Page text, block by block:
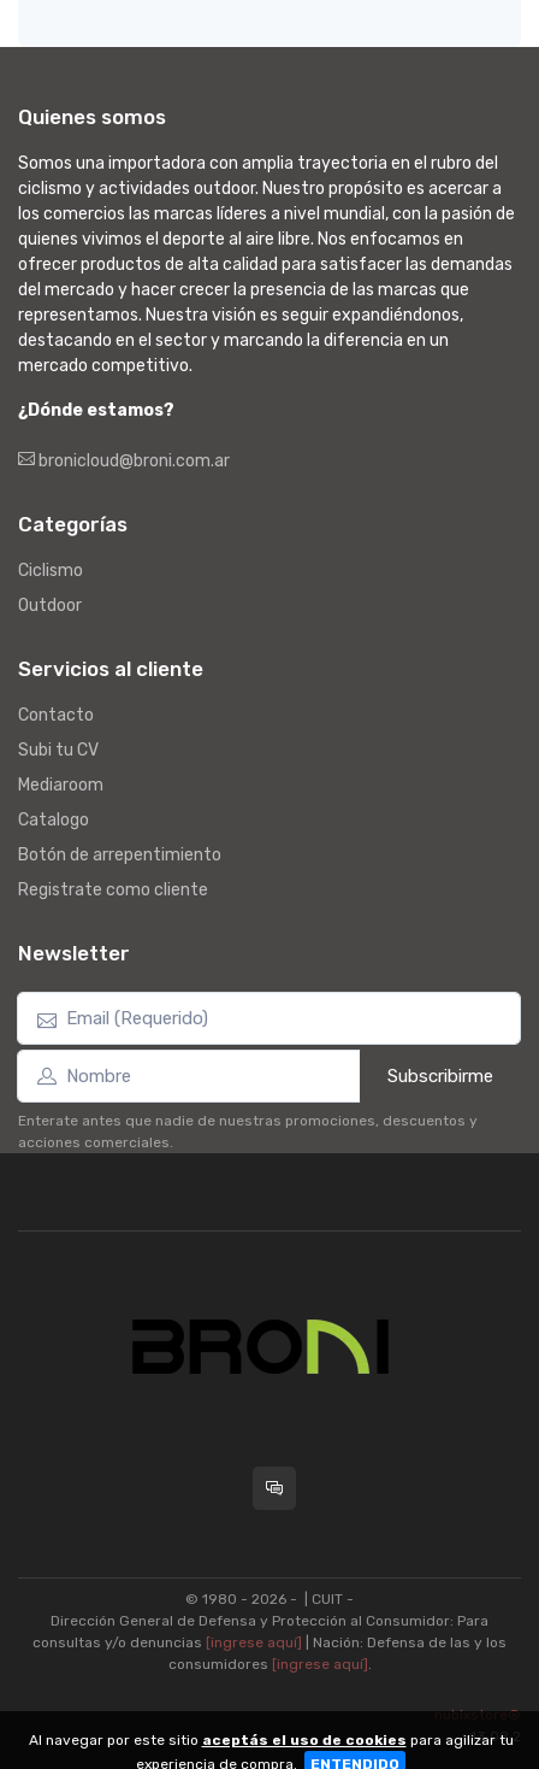
Quienes somos
Somos una importadora con amplia trayectoria en el rubro del
ciclismo y actividades outdoor. Nuestro propósito es acercar a
los comercios las marcas líderes a nivel mundial, con la pasión de
quienes vivimos el deporte al aire libre. Nos enfocamos en
ofrecer productos de alta calidad para satisfacer las demandas
del mercado y hacer crecer la presencia de las marcas que
representamos. Nuestra visión es seguir expandiéndonos,
destacando en el sector y marcando la diferencia en un
mercado competitivo.
¿Dónde estamos?
bronicloud@broni.com.ar
Categorías
Ciclismo
Outdoor
Servicios al cliente
Contacto
Subi tu CV
Mediaroom
Catalogo
Botón de arrepentimiento
Registrate como cliente
Newsletter
Subscribirme
Enterate antes que nadie de nuestras promociones, descuentos y
acciones comerciales.
© 1980 - 2026 -
| CUIT -
Dirección General de Defensa y Protección al Consumidor: Para
consultas y/o denuncias [ingrese aquí]
| Nación: Defensa de las y los
consumidores [ingrese aquí] .
nubixstore®
v13.08.2
Al navegar por este sitio aceptás el uso de cookies para agilizar tu
experiencia de compra.
ENTENDIDO